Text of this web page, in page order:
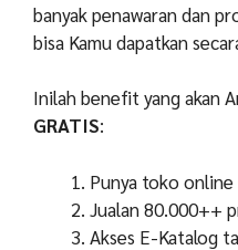
banyak penawaran dan
bisa Kamu dapatkan
Inilah benefit yang akan
GRATIS:
Punya toko online
Jualan 80.000++
Akses E-Katalog